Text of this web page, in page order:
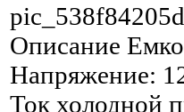
Описание
Напряжение:
Ток холодной